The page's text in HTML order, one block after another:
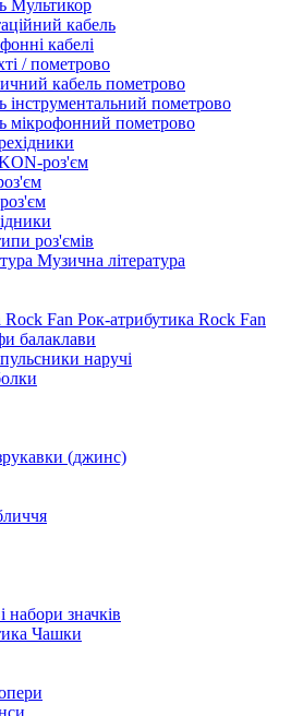
Мультикор
кабель
кабелі
/ пометрово
кабель пометрово
інструментальний пометрово
мікрофонний пометрово
роз'єм
роз'ємів
Музична література
Рок-атрибутика Rock Fan
балаклави
наручі
(джинс)
набори значків
Чашки